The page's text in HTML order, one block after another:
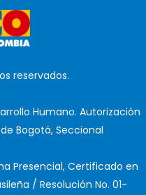
reservados.
Humano. Autorización
Bogotá, Seccional
Presencial, Certificado en
/ Resolución No. 01-